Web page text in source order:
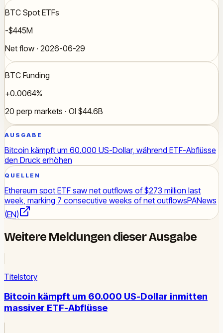
BTC Spot ETFs
-$445M
Net flow · 2026-06-29
BTC Funding
+0.0064%
20 perp markets · OI $44.6B
AUSGABE
Bitcoin kämpft um 60.000 US-Dollar, während ETF-Abflüsse
den Druck erhöhen
QUELLEN
Ethereum spot ETF saw net outflows of $273 million last
week, marking 7 consecutive weeks of net outflowsPANews
(EN)
Weitere Meldungen dieser Ausgabe
Titelstory
Bitcoin kämpft um 60.000 US-Dollar inmitten
massiver ETF-Abflüsse